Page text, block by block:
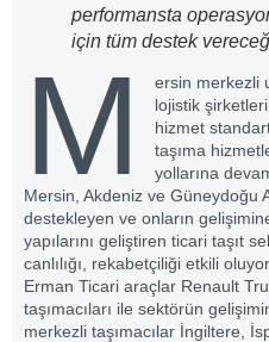
performansta
için tüm destek
M
ersin merkezli
lojistik
hizmet
taşıma
yollarına
Mersin, Akdeniz ve Güneydoğu
destekleyen ve onların
yapılarını geliştiren ticari taşıt
canlılığı, rekabetçiliği etkili
Erman Ticari araçlar Renault
taşımacıları ile sektörün
merkezli taşımacılar İngiltere,